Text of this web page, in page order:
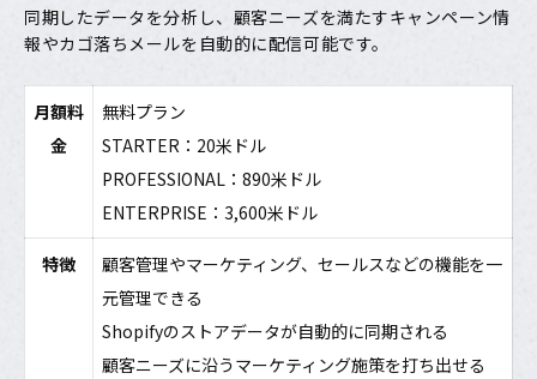
同期したデータを分析し、顧客ニーズを満たすキャンペーン情
報やカゴ落ちメールを自動的に配信可能です。
月額料
金
無料プラン
STARTER：20米ドル
PROFESSIONAL：890米ドル
ENTERPRISE：3,600米ドル
特徴
顧客管理やマーケティング、セールスなどの機能を一
元管理できる
Shopifyのストアデータが自動的に同期される
顧客ニーズに沿うマーケティング施策を打ち出せる